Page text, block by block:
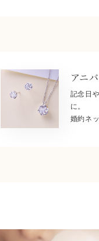
アニ
記念日
に。
婚約ネ